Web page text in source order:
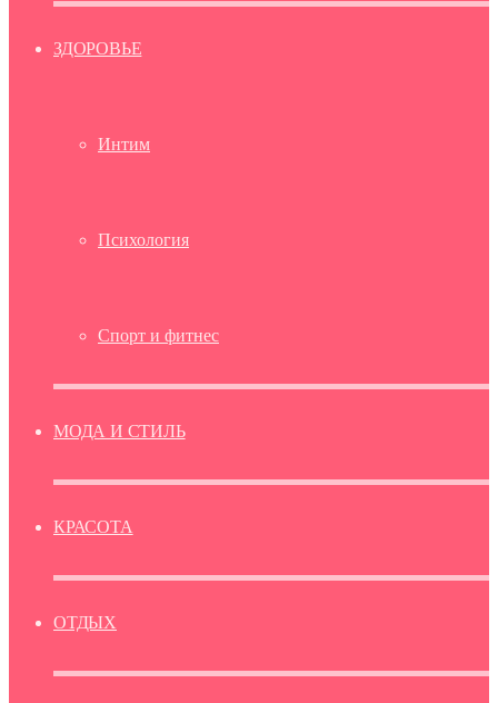
ЗДОРОВЬЕ
Интим
Психология
Спорт и фитнес
МОДА И СТИЛЬ
КРАСОТА
ОТДЫХ